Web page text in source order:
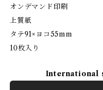
オンデマンド印刷
上質紙
タテ91×ヨコ55mm
10枚入り
International